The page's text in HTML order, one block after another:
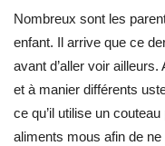
Nombreux sont les
enfant. Il arrive que ce
avant d’aller voir
et à manier différents
ce qu’il utilise un
aliments mous afin de